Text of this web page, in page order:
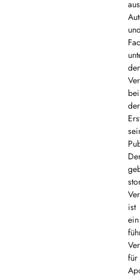
aus
bei
der
ist
ein
für